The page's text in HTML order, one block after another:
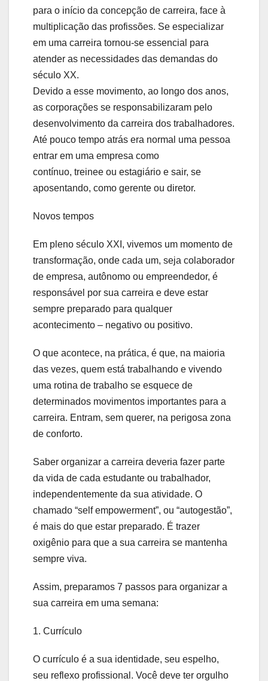
para o início da concepção de carreira, face à
multiplicação das profissões. Se especializar
em uma carreira tornou-se essencial para
atender as necessidades das demandas do
século XX.
Devido a esse movimento, ao longo dos anos,
as corporações se responsabilizaram pelo
desenvolvimento da carreira dos trabalhadores.
Até pouco tempo atrás era normal uma pessoa
entrar em uma empresa como
contínuo, treinee ou estagiário e sair, se
aposentando, como gerente ou diretor.
Novos tempos
Em pleno século XXI, vivemos um momento de
transformação, onde cada um, seja colaborador
de empresa, autônomo ou empreendedor, é
responsável por sua carreira e deve estar
sempre preparado para qualquer
acontecimento – negativo ou positivo.
O que acontece, na prática, é que, na maioria
das vezes, quem está trabalhando e vivendo
uma rotina de trabalho se esquece de
determinados movimentos importantes para a
carreira. Entram, sem querer, na perigosa zona
de conforto.
Saber organizar a carreira deveria fazer parte
da vida de cada estudante ou trabalhador,
independentemente da sua atividade. O
chamado “self empowerment”, ou “autogestão”,
é mais do que estar preparado. É trazer
oxigênio para que a sua carreira se mantenha
sempre viva.
Assim, preparamos 7 passos para organizar a
sua carreira em uma semana:
1. Currículo
O currículo é a sua identidade, seu espelho,
seu reflexo profissional. Você deve ter orgulho